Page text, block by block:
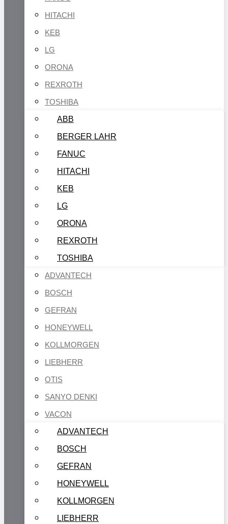
HITACHI
KEB
LG
ORONA
REXROTH
TOSHIBA
ABB
BERGER LAHR
FANUC
HITACHI
KEB
LG
ORONA
REXROTH
TOSHIBA
ADVANTECH
BOSCH
GEFRAN
HONEYWELL
KOLLMORGEN
LIEBHERR
OTIS
SANYO DENKI
VACON
ADVANTECH
BOSCH
GEFRAN
HONEYWELL
KOLLMORGEN
LIEBHERR